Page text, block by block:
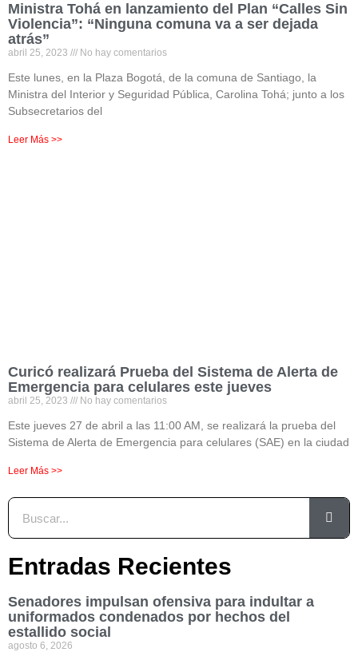
Ministra Tohá en lanzamiento del Plan “Calles Sin
Violencia”: “Ninguna comuna va a ser dejada
atrás”
abril 25, 2023 No hay comentarios
Este lunes, en la Plaza Bogotá, de la comuna de Santiago, la
Ministra del Interior y Seguridad Pública, Carolina Tohá; junto a los
Subsecretarios del
Leer Más >>
Curicó realizará Prueba del Sistema de Alerta de
Emergencia para celulares este jueves
abril 25, 2023 No hay comentarios
Este jueves 27 de abril a las 11:00 AM, se realizará la prueba del
Sistema de Alerta de Emergencia para celulares (SAE) en la ciudad
Leer Más >>
Entradas Recientes
Senadores impulsan ofensiva para indultar a
uniformados condenados por hechos del
estallido social
agosto 6, 2026